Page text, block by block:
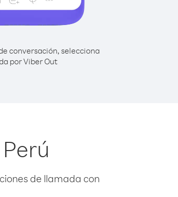
conversación, selecciona
por Viber Out
de llamada con